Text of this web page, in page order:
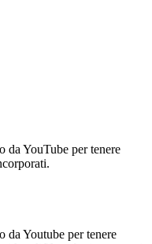
da YouTube per tenere
da Youtube per tenere